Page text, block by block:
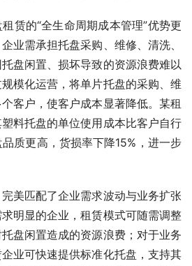
赁的“全生命周期成本管理”优势更
业需承担托盘采购、维修、清洗、
盘闲置、损坏导致的资源浪费难以
模化运营，将单片托盘的采购、维
客户，使客户成本显著降低。某租
料托盘的单位使用成本比客户自行
质更高，货损率下降15%，进一步
美匹配了企业需求波动与业务扩张
明显的企业，租赁模式可随需调整
盘闲置造成的资源浪费；对于业务
业可快速提供标准化托盘，支持其